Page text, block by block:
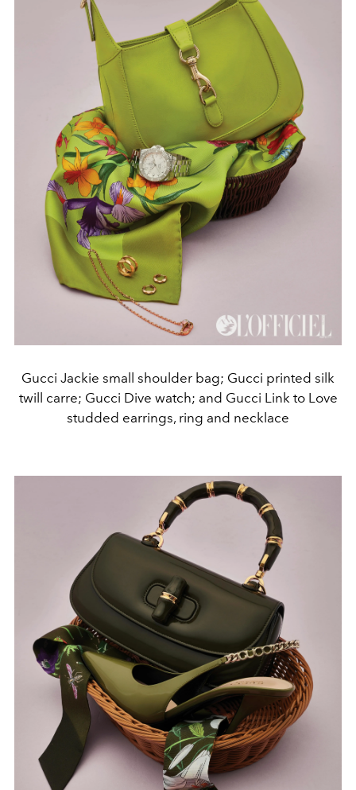
Gucci Jackie small shoulder bag; Gucci printed silk
twill carre; Gucci Dive watch; and Gucci Link to Love
studded earrings, ring and necklace